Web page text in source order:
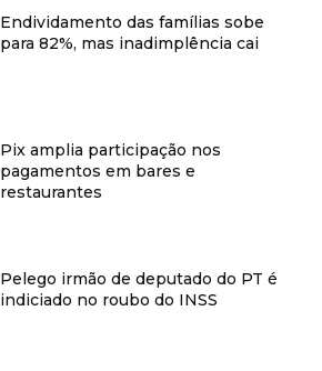
Endividamento das famílias sobe
para 82%, mas inadimplência cai
Pix amplia participação nos
pagamentos em bares e
restaurantes
Pelego irmão de deputado do PT é
indiciado no roubo do INSS